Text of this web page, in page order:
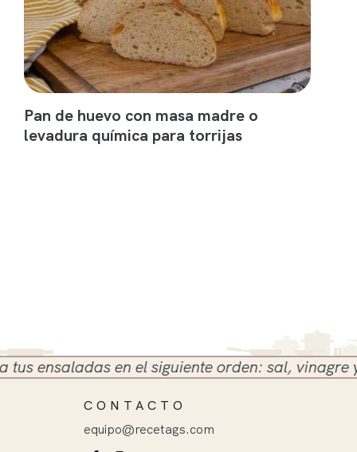
Pan de huevo con masa madre o
levadura química para torrijas
en el siguiente orden: sal, vinagre y
CONTACTO
equipo@recetags.com